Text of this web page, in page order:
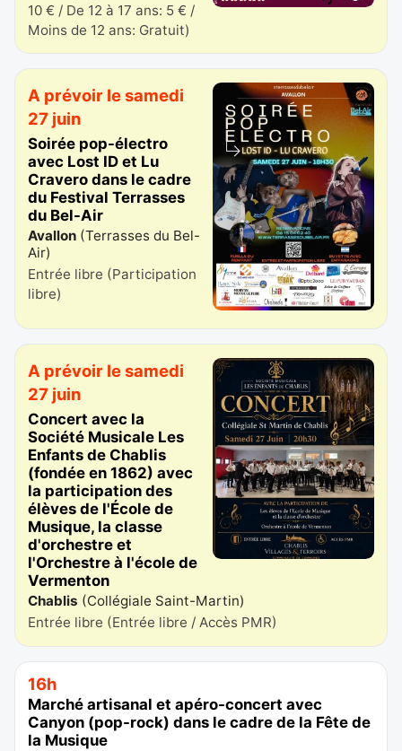
10 € / De 12 à 17 ans: 5 € /
Moins de 12 ans: Gratuit)
A prévoir le samedi
27 juin
Soirée pop-électro
avec Lost ID et Lu
Cravero dans le cadre
du Festival Terrasses
du Bel-Air
Avallon (Terrasses du Bel-
Air)
Entrée libre (Participation
libre)
A prévoir le samedi
27 juin
Concert avec la
Société Musicale Les
Enfants de Chablis
(fondée en 1862) avec
la participation des
élèves de l'École de
Musique, la classe
d'orchestre et
l'Orchestre à l'école de
Vermenton
Chablis (Collégiale Saint-Martin)
Entrée libre (Entrée libre / Accès PMR)
16h
Marché artisanal et apéro-concert avec
Canyon (pop-rock) dans le cadre de la Fête de
la Musique